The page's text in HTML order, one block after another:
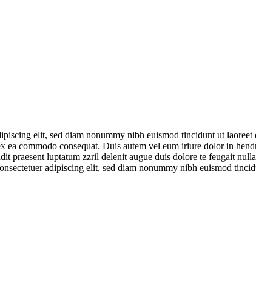
elit, sed diam nonummy nibh euismod tincidunt ut
commodo consequat. Duis autem vel eum iriure dolor in
praesent luptatum zzril delenit augue duis dolore te feugait
adipiscing elit, sed diam nonummy nibh euismod